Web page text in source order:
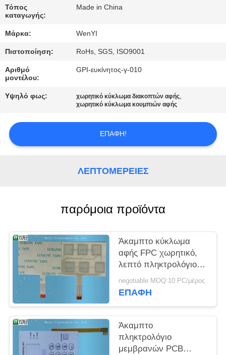
ΕΛΆΤΕ
ΣΕ
ΕΠΑΦΉ
ΖΗΤΉΣΤΕ
ΑΠΌΣΠΑΣΜΑ
Τόπος
καταγωγής:
Made in China
Μάρκα: WenYI
Πιστοποίηση: RoHs, SGS, ISO9001
Αριθμό
μοντέλου:
GPI-ευκίνητος-γ-010
Υψηλό φως: χωρητικό κύκλωμα διακοπτών αφής,
χωρητικό κύκλωμα κουμπιών αφής
ΕΠΑΦΉ!
ΛΕΠΤΟΜΈΡΕΙΕΣ
παρόμοια προϊόντα
Άκαμπτο κύκλωμα
αφής FPC χωρητικό,
λεπτό πληκτρολόγιο
μεμβρανών PCB
σύστασης V150
negotiable MOQ:10 PC/μέρος
ΕΠΑΦΉ
Άκαμπτο
πληκτρολόγιο
μεμβρανών PCB